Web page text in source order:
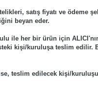
satış fiyatı ve ödeme
beyan eder.
ile her bir ürün için
kişi/kuruluşa teslim edilir.
teslim edilecek kişi/